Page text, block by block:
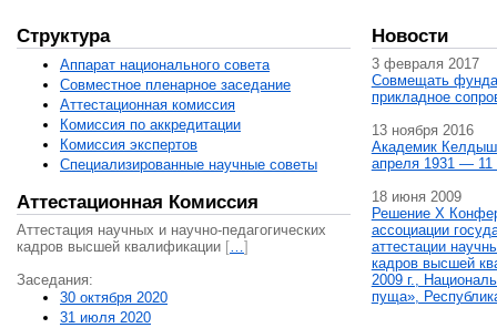
Структура
Аппарат национального совета
Совместное пленарное заседание
Аттестационная комисcия
Комиссия по аккредитации
Комиссия экспертов
Специализированные научные советы
Аттестационная Комиссия
Аттестация научных и научно-педагогических
кадров высшей квалификации […]
Заседания:
30 октября 2020
31 июля 2020
Новости
3 февраля 2017
Совмещать
прикладное
13 ноября 2016
Академик
апреля 1931 — 11
18 июня 2009
Решение X
ассоциации
аттестации
кадров высшей
2009 г.,
пуща»,